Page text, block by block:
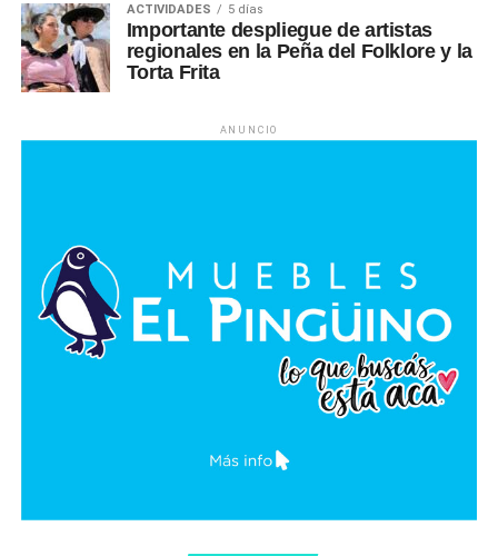
ACTIVIDADES 5 días
Importante despliegue de artistas
regionales en la Peña del Folklore y la
Torta Frita
ANUNCIO